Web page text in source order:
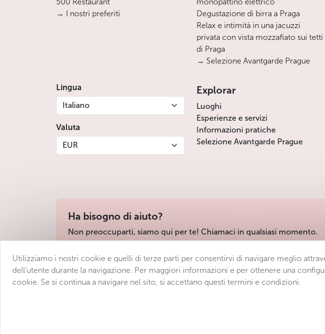
→ I nostri preferiti
Degustazione di birra a Praga
Relax e intimità in una jacuzzi
privata con vista mozzafiato sui tetti
di Praga
→ Selezione Avantgarde Prague
Lingua
Italiano
Valuta
EUR
Explorar
Luoghi
Esperienze e servizi
Informazioni pratiche
Selezione Avantgarde Prague
Ha bisogno di aiuto?
Non preoccuparti, siamo qui per te! Chiamaci in qualsiasi momento.
Condizioni di vendita Protezione dei dati Dichiarazione di accessibilità
Utilizziamo i nostri cookie e quelli di terze parti per consentirvi di navigare meglio
dell’utente durante la navigazione. Per maggiori informazioni e per ottenere una
cookie. Se si continua a navigare nel sito, si accettano questi termini e condizioni.